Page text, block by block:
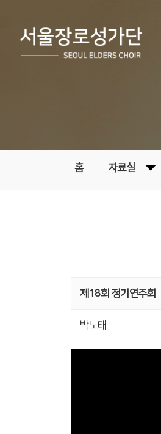
홈 자료실
제18회 정기연주회
박노태